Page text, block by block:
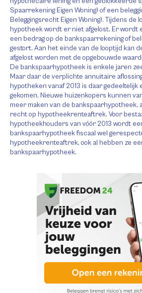
Spaarrekening Eigen Woning) of een
Beleggingsrecht Eigen Woning). Tijdens de
hypotheek wordt er niet afgelost. Er wordt
een bedrag op de bankspaarrekening of
gestort. Aan het einde van de looptijd kan
afgelost worden met de opgebouwde
De bankspaarhypotheek is enkele jaren
Maar daar de verplichte annuitaire
hypotheken vanaf 2013 is daar gedeeltelijk
gekomen. Nieuwe huizenkopers kunnen
meer maken van de bankspaarhypotheek,
recht op hypotheekrenteaftrek. Voor
hypotheekhouders van vóór 2013 wordt
bankspaarhypotheek fiscaal wel
hypotheekrenteaftrek, ook al hebben ze
bankspaarhypotheek.